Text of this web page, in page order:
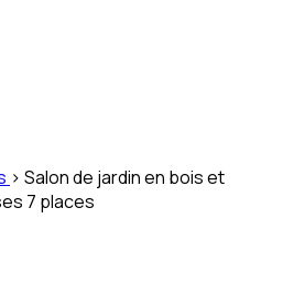
> Salon de jardin en bois et
7 places